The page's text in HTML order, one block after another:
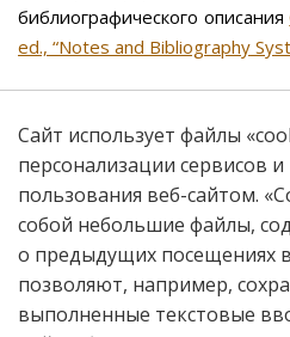
библиографического описания
ed., “Notes and Bibliography
только в романском алфавите.
немецком, итальянском,
использующих латиницу,
оригинала. Для написания
источники (и источники
романский алфавит,
ОФИЦИАЛЬНЫЙ ПЕРЕВОД
Сайт использует файлы
персонализации сервисов
пользования веб-сайтом.
собой небольшие файлы,
о предыдущих посещениях
позволяют, например,
выполненные текстовые